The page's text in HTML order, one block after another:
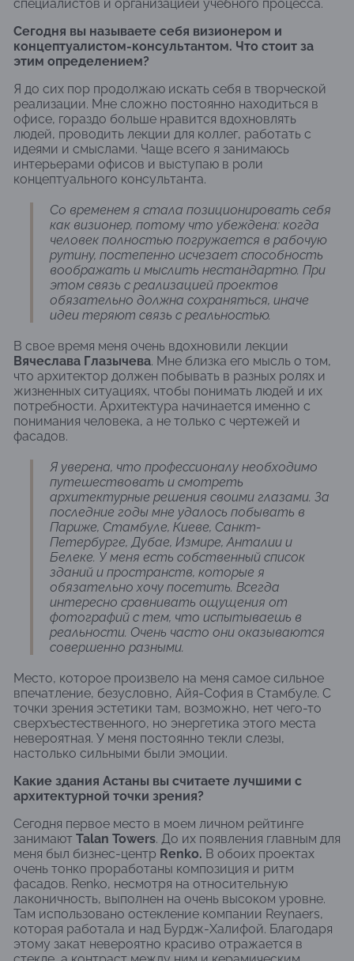
специалистов и организацией учебного процесса.
Сегодня вы называете себя визионером и
концептуалистом-консультантом. Что стоит за
этим определением?
Я до сих пор продолжаю искать себя в творческой
реализации. Мне сложно постоянно находиться в
офисе, гораздо больше нравится вдохновлять
людей, проводить лекции для коллег, работать с
идеями и смыслами. Чаще всего я занимаюсь
интерьерами офисов и выступаю в роли
концептуального консультанта.
Со временем я стала позиционировать себя
как визионер, потому что убеждена: когда
человек полностью погружается в рабочую
рутину, постепенно исчезает способность
воображать и мыслить нестандартно. При
этом связь с реализацией проектов
обязательно должна сохраняться, иначе
идеи теряют связь с реальностью.
В свое время меня очень вдохновили лекции
Вячеслава Глазычева. Мне близка его мысль о том,
что архитектор должен побывать в разных ролях и
жизненных ситуациях, чтобы понимать людей и их
потребности. Архитектура начинается именно с
понимания человека, а не только с чертежей и
фасадов.
Я уверена, что профессионалу необходимо
путешествовать и смотреть
архитектурные решения своими глазами. За
последние годы мне удалось побывать в
Париже, Стамбуле, Киеве, Санкт-
Петербурге, Дубае, Измире, Анталии и
Белеке. У меня есть собственный список
зданий и пространств, которые я
обязательно хочу посетить. Всегда
интересно сравнивать ощущения от
фотографий с тем, что испытываешь в
реальности. Очень часто они оказываются
совершенно разными.
Место, которое произвело на меня самое сильное
впечатление, безусловно, Айя-София в Стамбуле. С
точки зрения эстетики там, возможно, нет чего-то
сверхъестественного, но энергетика этого места
невероятная. У меня постоянно текли слезы,
настолько сильными были эмоции.
Какие здания Астаны вы считаете лучшими с
архитектурной точки зрения?
Сегодня первое место в моем личном рейтинге
занимают Talan Towers. До их появления главным для
меня был бизнес-центр Renko. В обоих проектах
очень тонко проработаны композиция и ритм
фасадов. Renko, несмотря на относительную
лаконичность, выполнен на очень высоком уровне.
Там использовано остекление компании Reynaers,
которая работала и над Бурдж-Халифой. Благодаря
этому закат невероятно красиво отражается в